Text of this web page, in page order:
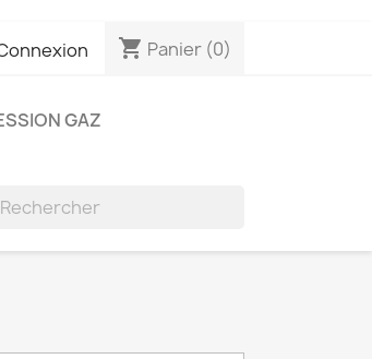
shopping_cart Panier (0)
GAZ